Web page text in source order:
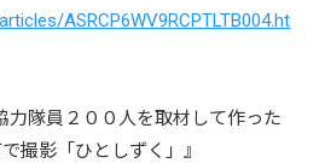
ASRCP6WV9RCPTLTB004.ht
力隊員２００人を取材して作った
撮影「ひとしずく」』